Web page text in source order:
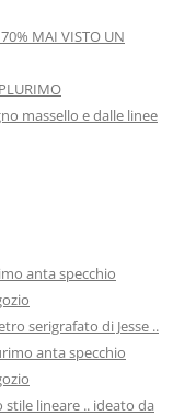
70% MAI VISTO UN
massello e dalle linee
anta specchio
serigrafato di Jesse ..
anta specchio
stile lineare .. ideato da